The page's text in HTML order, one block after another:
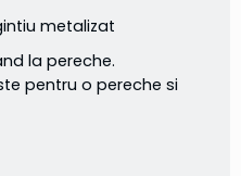
metalizat
la pereche.
o pereche si